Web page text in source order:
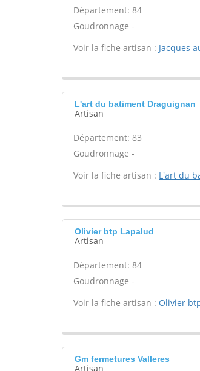
Département: 84
Goudronnage -
Voir la fiche artisan : Jacques
L'art du batiment Draguignan
Artisan
Département: 83
Goudronnage -
Voir la fiche artisan : L'art du
Olivier btp Lapalud
Artisan
Département: 84
Goudronnage -
Voir la fiche artisan : Olivier
Gm fermetures Valleres
Artisan